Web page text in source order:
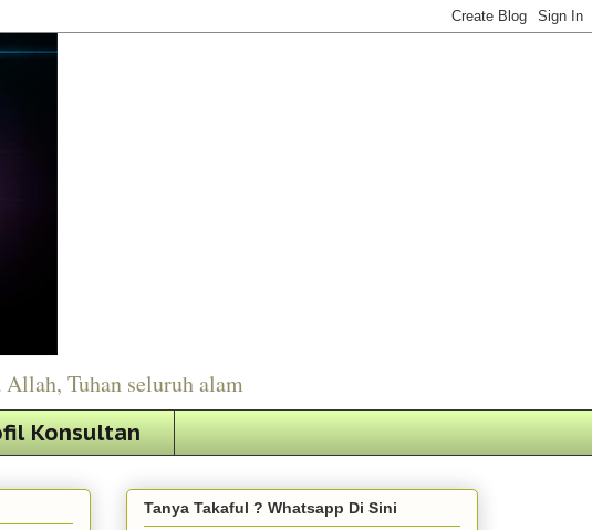
Tuhan seluruh alam
Konsultan
Tanya Takaful ? Whatsapp Di Sini